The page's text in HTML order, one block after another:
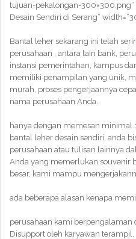
tujuan-pekalongan-300×300.png”
Desain Sendiri di Serang”
Bantal leher sekarang ini telah
perusahaan , antara lain bank,
instansi pemerintahan, kampus
memiliki penampilan yang unik,
murah, proses pengerjaannya
nama perusahaan Anda.
hanya dengan memesan minimal
bantal leher desain sendiri, anda
perusahaan atau tulisan lainnya
Anda yang memerlukan souvenir
besar, kami mampu
ada beberapa alasan kenapa
perusahaan kami
Disupport oleh karyawan